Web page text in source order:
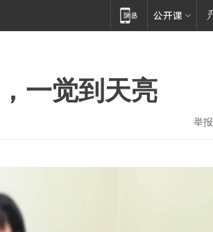
一觉到天亮
举报